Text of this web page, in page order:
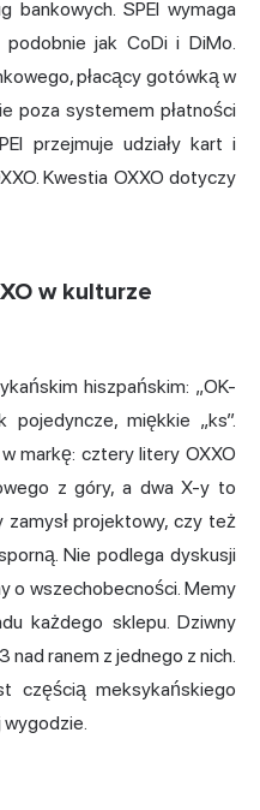
bankowych. SPEI wymaga
jak CoDi i DiMo.
płacący gotówką w
poza systemem płatności
przejmuje udziały kart i
Kwestia OXXO dotyczy
w kulturze
hiszpańskim: „OK-
miękkie „ks”.
markę: cztery litery OXXO
z góry, a dwa X-y to
zamysł projektowy, czy też
Nie podlega dyskusji
o wszechobecności. Memy
każdego sklepu. Dziwny
ranem z jednego z nich.
częścią meksykańskiego